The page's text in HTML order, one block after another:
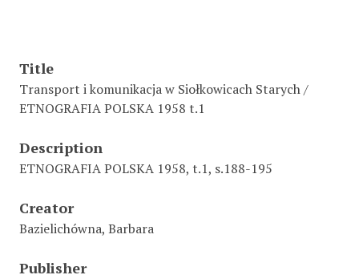
Title
Transport i komunikacja w Siołkowicach Starych /
ETNOGRAFIA POLSKA 1958 t.1
Description
ETNOGRAFIA POLSKA 1958, t.1, s.188-195
Creator
Bazielichówna, Barbara
Publisher